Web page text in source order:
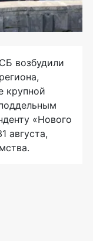
возбудили
крупной
«Нового
августа,